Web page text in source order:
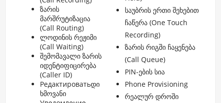
ზარის
მარშრუტიზაცია
(Call Routing)
ლოდინის რეჟიმი
(Call Waiting)
შემომავალი ზარის
იდენტიფიცირება
(Caller ID)
Редактироватьდი
ხმოვანი
საუბრის ერთი შეხებით
ჩაწერა (One Touch
Recording)
ზარის რიგში ჩაყენება
(Call Queue)
PIN-ების სია
Phone Provisioning
რეალურ დროში